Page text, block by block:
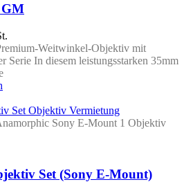
GM
Weitwinkel-Objektiv mit
Serie In diesem leistungsstarken 35mm
Set (Sony E-Mount)